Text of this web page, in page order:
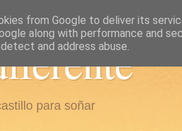
para soñar
from Google to deliver its
along with performance and
and address abuse.